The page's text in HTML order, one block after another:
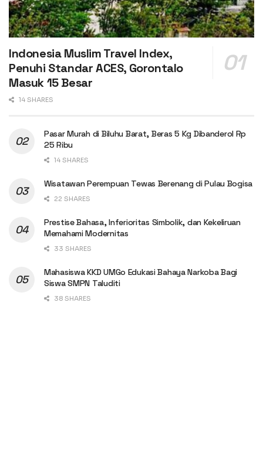
Indonesia Muslim Travel Index,
Penuhi Standar ACES, Gorontalo
Masuk 15 Besar
14 SHARES
Pasar Murah di Biluhu Barat, Beras 5 Kg Dibanderol Rp
25 Ribu
14 SHARES
Wisatawan Perempuan Tewas Berenang di Pulau Bogisa
22 SHARES
Prestise Bahasa, Inferioritas Simbolik, dan Kekeliruan
Memahami Modernitas
33 SHARES
Mahasiswa KKD UMGo Edukasi Bahaya Narkoba Bagi
Siswa SMPN Taluditi
38 SHARES